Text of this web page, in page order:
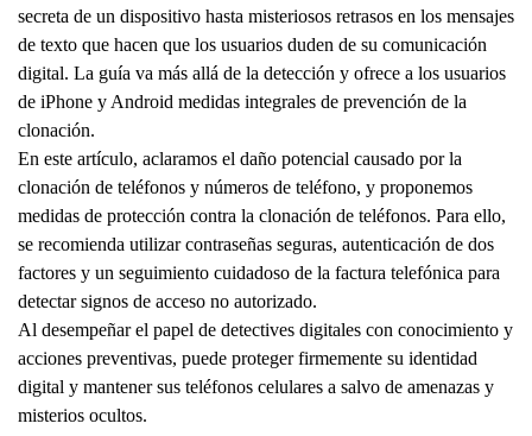
secreta de un dispositivo hasta misteriosos retrasos en los mensajes
de texto que hacen que los usuarios duden de su comunicación
digital. La guía va más allá de la detección y ofrece a los usuarios
de iPhone y Android medidas integrales de prevención de la
clonación.
En este artículo, aclaramos el daño potencial causado por la
clonación de teléfonos y números de teléfono, y proponemos
medidas de protección contra la clonación de teléfonos. Para ello,
se recomienda utilizar contraseñas seguras, autenticación de dos
factores y un seguimiento cuidadoso de la factura telefónica para
detectar signos de acceso no autorizado.
Al desempeñar el papel de detectives digitales con conocimiento y
acciones preventivas, puede proteger firmemente su identidad
digital y mantener sus teléfonos celulares a salvo de amenazas y
misterios ocultos.